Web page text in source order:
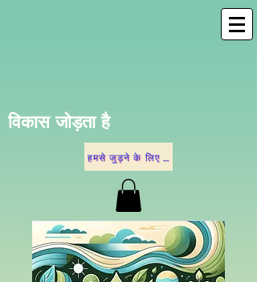
विकास जोड़ता है
हमसे जुड़ने के लिए नीचे दिए गए विकल्पों में